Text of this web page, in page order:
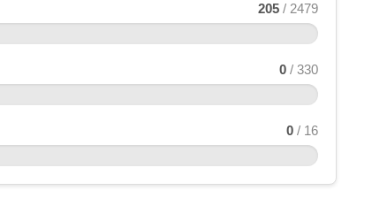
205 / 2479
0 / 330
0 / 16